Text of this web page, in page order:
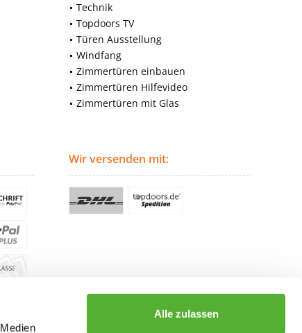
Alle zulassen
Technik
Topdoors TV
Türen Ausstellung
Windfang
Zimmertüren einbauen
Zimmertüren Hilfevideo
Zimmertüren mit Glas
Wir versenden mit: